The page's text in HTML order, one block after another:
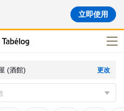
立即使用
(酒館) 更改